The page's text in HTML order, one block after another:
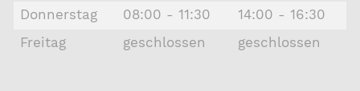
Donnerstag
08:00 - 11:30
14:00 - 16:30
Freitag
geschlossen geschlossen